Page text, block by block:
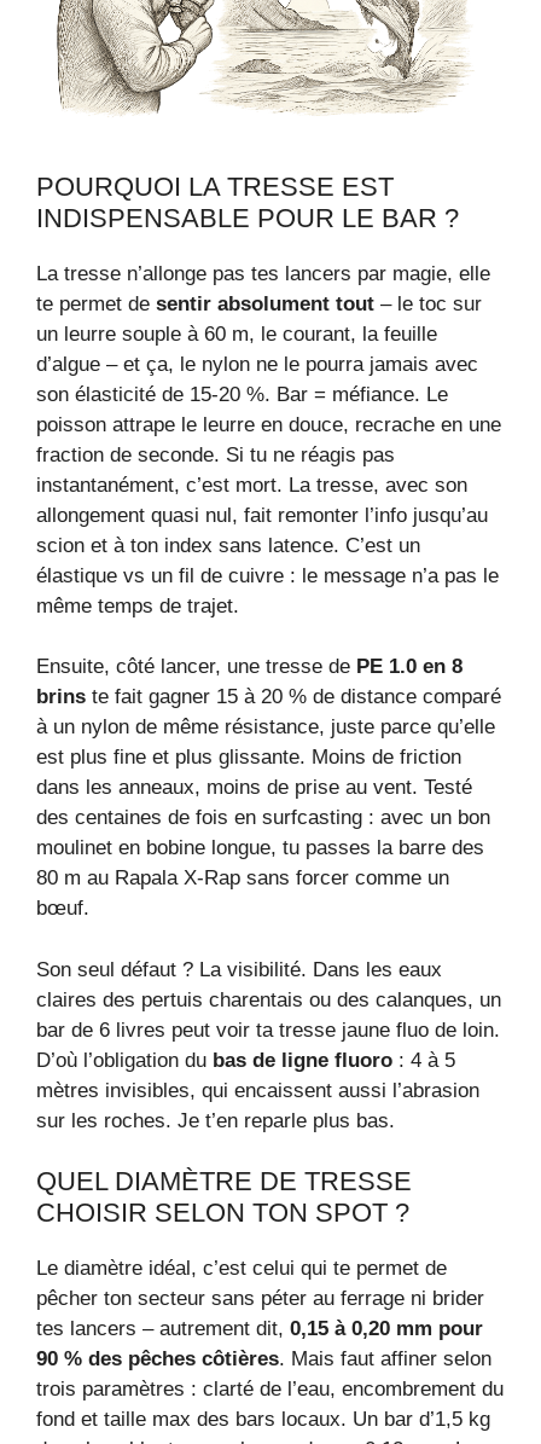
POURQUOI LA TRESSE EST
INDISPENSABLE POUR LE BAR ?
La tresse n’allonge pas tes lancers par magie, elle
te permet de sentir absolument tout – le toc sur
un leurre souple à 60 m, le courant, la feuille
d’algue – et ça, le nylon ne le pourra jamais avec
son élasticité de 15-20 %. Bar = méfiance. Le
poisson attrape le leurre en douce, recrache en une
fraction de seconde. Si tu ne réagis pas
instantanément, c’est mort. La tresse, avec son
allongement quasi nul, fait remonter l’info jusqu’au
scion et à ton index sans latence. C’est un
élastique vs un fil de cuivre : le message n’a pas le
même temps de trajet.
Ensuite, côté lancer, une tresse de PE 1.0 en 8
brins te fait gagner 15 à 20 % de distance comparé
à un nylon de même résistance, juste parce qu’elle
est plus fine et plus glissante. Moins de friction
dans les anneaux, moins de prise au vent. Testé
des centaines de fois en surfcasting : avec un bon
moulinet en bobine longue, tu passes la barre des
80 m au Rapala X-Rap sans forcer comme un
bœuf.
Son seul défaut ? La visibilité. Dans les eaux
claires des pertuis charentais ou des calanques, un
bar de 6 livres peut voir ta tresse jaune fluo de loin.
D’où l’obligation du bas de ligne fluoro : 4 à 5
mètres invisibles, qui encaissent aussi l’abrasion
sur les roches. Je t’en reparle plus bas.
QUEL DIAMÈTRE DE TRESSE
CHOISIR SELON TON SPOT ?
Le diamètre idéal, c’est celui qui te permet de
pêcher ton secteur sans péter au ferrage ni brider
tes lancers – autrement dit, 0,15 à 0,20 mm pour
90 % des pêches côtières. Mais faut affiner selon
trois paramètres : clarté de l’eau, encombrement du
fond et taille max des bars locaux. Un bar d’1,5 kg